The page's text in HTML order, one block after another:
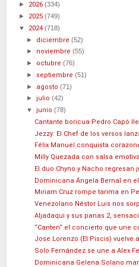
► 2026 (334)
► 2025 (749)
▼ 2024 (718)
► diciembre(52)
► noviembre(55)
► octubre(76)
► septiembre(51)
► agosto(71)
►julio(42)
▼junio(78)
Cantante boricua Pedro Capó
Jezzy: El Chef de los versos
Félix Manuel conquista
Milly Quezada con salsa
El duo Chyno y Nacho regresan
Dominicana Ángela Bernal en el
Miriam Cruz rompe tarima en
Venezolano Néstor Luis nos
Aljadaqui y sus panas 2,
“Canten“ el concierto que une
Jose Lorenzo (El Piscis) vuelve
Solo Fernández se une a Alex
Dominicana Gelena Solano